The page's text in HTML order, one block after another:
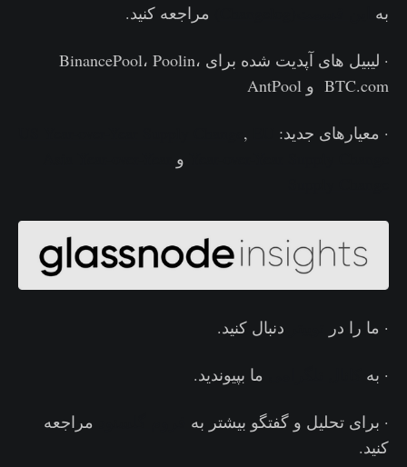
به
مراجعه کنید.
· لیبیل های آپدیت شده برای BinancePool، Poolin،
BTC.com و AntPool
· معیارهای جدید: ,
و
· ما را در دنبال کنید.
· به ما بپیوندید.
· برای تحلیل و گفتگو بیشتر به
مراجعه
کنید.